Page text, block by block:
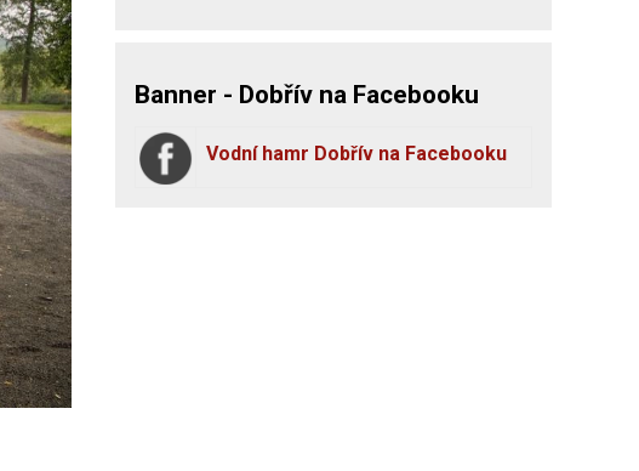
Banner - Dobřív na Facebooku
Vodní hamr Dobřív na Facebooku